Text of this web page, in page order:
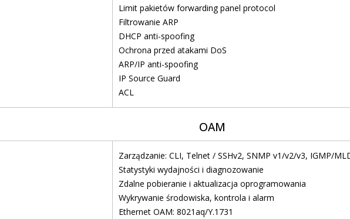
Limit pakietów forwarding panel protocol
Filtrowanie ARP
DHCP anti-spoofing
Ochrona przed atakami DoS
ARP/IP anti-spoofing
IP Source Guard
ACL
OAM
Zarządzanie: CLI, Telnet / SSHv2, SNMP v1/v2/v3, IGMP/
Statystyki wydajności i diagnozowanie
Zdalne pobieranie i aktualizacja oprogramowania
Wykrywanie środowiska, kontrola i alarm
Ethernet OAM: 8021aq/Y.1731